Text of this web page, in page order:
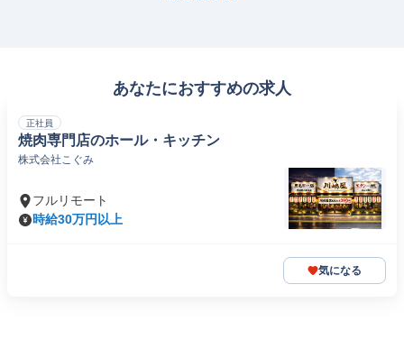
あなたにおすすめの求人
正社員
焼肉専門店のホール・キッチン
株式会社こぐみ
フルリモート
時給30万円以上
気になる